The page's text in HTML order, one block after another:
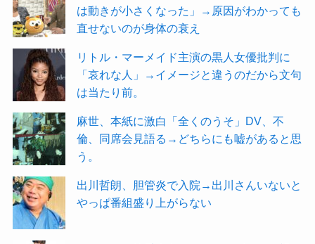
は動きが小さくなった」→原因がわかっても
直せないのが身体の衰え
リトル・マーメイド主演の黒人女優批判に
「哀れな人」→イメージと違うのだから文句
は当たり前。
麻世、本紙に激白「全くのうそ」DV、不
倫、同席会見語る→どちらにも嘘があると思
う。
出川哲朗、胆管炎で入院→出川さんいないと
やっぱ番組盛り上がらない